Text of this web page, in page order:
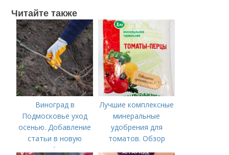
Читайте также
Виноград в
Подмосковье уход
осенью. Добавление
статьи в новую
подборку
Лучшие комплексные
минеральные
удобрения для
томатов. Обзор